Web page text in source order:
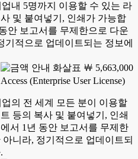
내 5명까지 이용할 수 있는 라
및 붙여넣기, 인쇄가 가능합
안 보고서를 무제한으로 다운
기적으로 업데이트되는 정보에
￦ 5,663,000
(Enterprise User License)
의 전 세계 모든 분이 이용할
등의 복사 및 붙여넣기, 인쇄
서 1년 동안 보고서를 무제한
니라, 정기적으로 업데이트되